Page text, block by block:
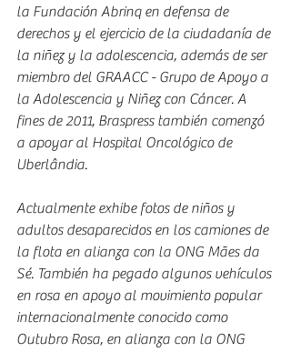
la Fundación Abrinq en defensa de
derechos y el ejercicio de la ciudadanía de
la niñez y la adolescencia, además de ser
miembro del GRAACC - Grupo de Apoyo a
la Adolescencia y Niñez con Cáncer. A
fines de 2011, Braspress también comenzó
a apoyar al Hospital Oncológico de
Uberlândia.
Actualmente exhibe fotos de niños y
adultos desaparecidos en los camiones de
la flota en alianza con la ONG Mães da
Sé. También ha pegado algunos vehículos
en rosa en apoyo al movimiento popular
internacionalmente conocido como
Outubro Rosa, en alianza con la ONG